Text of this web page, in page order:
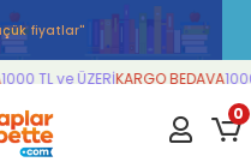
fiyatlar''
TL ve ÜZERİKARGO BEDAVA1000
0